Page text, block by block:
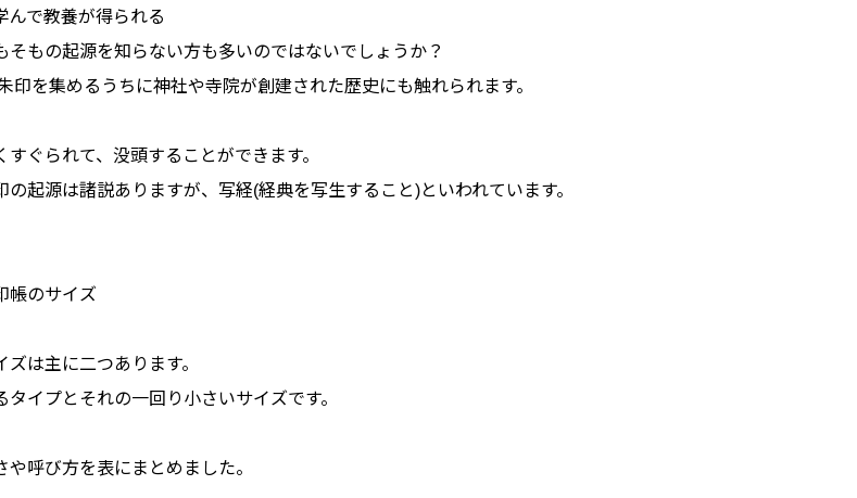
んで教養が得られる
そもの起源を知らない方も多いのではないでしょうか？
印を集めるうちに神社や寺院が創建された歴史にも触れられます。
すぐられて、没頭することができます。
の起源は諸説ありますが、写経(経典を写生すること)といわれています。
帳のサイズ
は主に二つあります。
タイプとそれの一回り小さいサイズです。
や呼び方を表にまとめました。